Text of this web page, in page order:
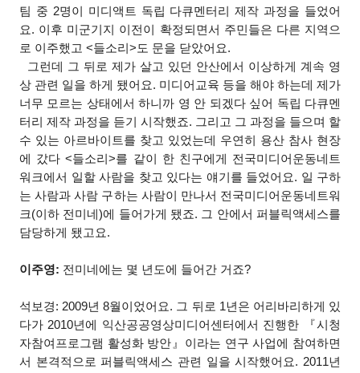
팀 중 2명이 미디액트 독립 다큐멘터리 제작 과정을 들었어
요. 이후 미군기지 이전이 확정되면서 주민들은 다른 지역으
로 이주했고 <들소리>도 문을 닫았어요.
그런데 그 뒤로 제가 살고 있던 안산에서 이상하게 계속 영
상 관련 일을 하게 됐어요. 미디어교육 등을 해야 하는데 제가
너무 모르는 상태에서 하니까 영 안 되겠다 싶어 독립 다큐멘
터리 제작 과정을 듣기 시작했죠. 그리고 그 과정을 들으며 할
수 있는 아르바이트를 찾고 있었는데 우연히 용산 참사 현장
에 갔다 <들소리>를 같이 한 친구에게 전국미디어운동네트
워크에서 일할 사람을 찾고 있다는 얘기를 들었어요. 일 구하
는 사람과 사람 구하는 사람이 만나서 전국미디어운동네트워
크(이하 전미네)에 들어가게 됐죠. 그 안에서 퍼블릭액세스를
담당하게 됐고요.
이주영: 전미네에는 몇 년도에 들어간 거죠?
석보경: 2009년 8월이었어요. 그 뒤로 1년은 어리바리하게 있
다가 2010년에 익산공공영상미디어센터에서 진행한 『시청
자참여프로그램 활성화 방안』이라는 연구 사업에 참여하면
서 본격적으로 퍼블릭액세스 관련 일을 시작했어요. 2011년